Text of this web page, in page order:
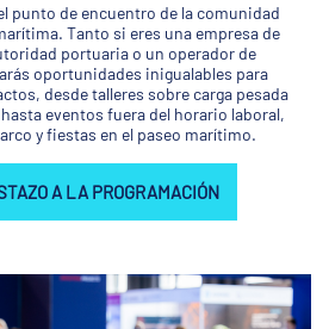
punto de encuentro de la comunidad
Tanto si eres una empresa de
portuaria o un operador de
oportunidades inigualables para
desde talleres sobre carga pesada
eventos fuera del horario laboral,
y fiestas en el paseo marítimo.
A LA PROGRAMACIÓN